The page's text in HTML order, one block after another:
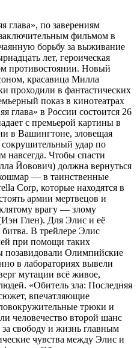
глава», по заверениям
фильмом в
борьбу за выживание
лет, героическая
противостоянии. Новый
красавица Милла
проходили в фантастических
показ в кинотеатрах
глава» в России состоится 26
с премьерой картины в
в Вашингтоне, зловещая
сокрушительный удар по
навсегда. Чтобы спасти
Йовович) должна вернуться
кошмар — в таинственные
Corp, которые находятся в
армии мертвецов и
врагу — злому
Глен). Для Элис и её
битва. В трейлере Элис
при помощи таких
позавидовали Олимпийские
в лабораториях вывели
мутации всё живое,
«Обитель зла: Последняя
впечатляющие
трюки и
человечество второй шанс
свободу и жизнь главным
чувства между Элис и